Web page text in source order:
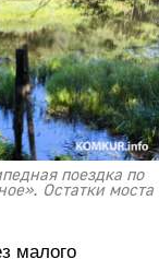
поездка по
Остатки моста
малого